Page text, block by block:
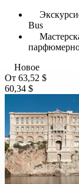
Bus
Новое
От 63,52 $
60,34 $